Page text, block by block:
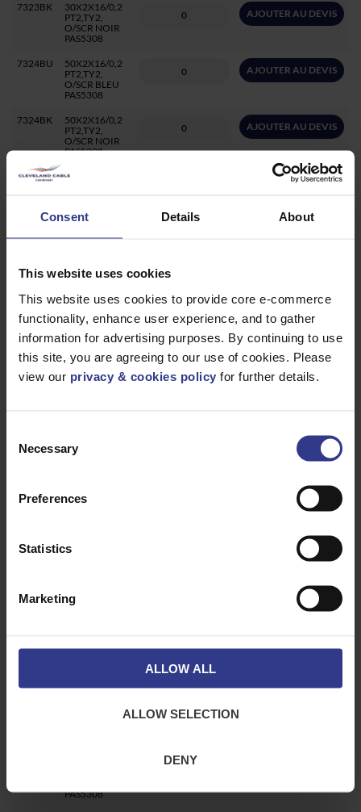
Consent Details About
This website uses cookies
This website uses cookies to provide core e-commerce
functionality, enhance user experience, and to gather
information for advertising purposes. By continuing to use
this site, you are agreeing to our use of cookies. Please
view our privacy & cookies policy for further details.
Selection
Necessary
Preferences
Statistics
Marketing
ALLOW ALL
ALLOW SELECTION
DENY
7323BK
30X2X16/0,2
PT2,TY2,
O/SCR NOIR
PAS5308
AJOUTER AU DEVIS
7324BU
50X2X16/0,2
PT2,TY2,
O/SCR BLEU
PAS5308
AJOUTER AU DEVIS
7324BK
50X2X16/0,2
PT2,TY2,
O/SCR NOIR
PAS5308
AJOUTER AU DEVIS
7362BU
1X3X24/0,2
AJOUTER AU DEVIS
PT2,TY2,
PAS5308
AJOUTER AU DEVIS
7355BK
1X2X24/0,2
PT2,TY2,
O/SCR NOIR
PAS5308
AJOUTER AU DEVIS
PAS5308
O/SCR NOIR
PT2,TY2,
AJOUTER AU DEVIS
7357BK
PT2,TY2,
AJOUTER AU DEVIS
7358BU
10X2X24/0,2
PAS5308